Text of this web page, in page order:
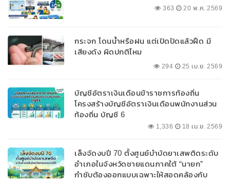
363 20 พ.ค. 2569
กระจก โดนน้ำหรือฝน แต่เปิดปัดแล้วฝืด มี
เสียงดัง ผิดปกติไหม
294 25 เม.ย. 2569
บัญชีอัตราเงินเดือนข้าราชการท้องถิ่น
โครงสร้างบัญชีอัตราเงินเดือนพนักงานส่วน
ท้องถิ่น บัญชี 6
1,336 18 เม.ย. 2569
เล็งจัดงบปี 70 ตั้งศูนย์บำบัดยาเสพติดระดับ
อำเภอในจังหวัดชายแดนภาคใต้ “นายก”
กำชับต้องออกแบบเฉพาะให้สอดคล้องกับ